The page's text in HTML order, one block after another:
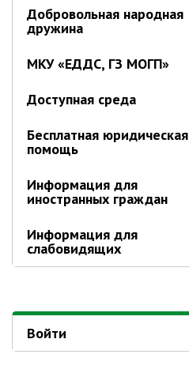
Добровольная народная
дружина
МКУ «ЕДДС, ГЗ МОГП»
Доступная среда
Бесплатная юридическая
помощь
Информация для
иностранных граждан
Информация для
слабовидящих
Войти